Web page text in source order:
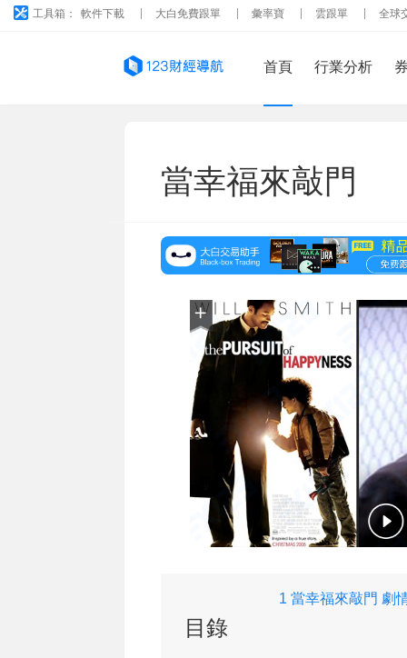
工具箱： 軟件下載 大白免費跟單 彙率寶 雲跟單 全球
首頁 行業分析
當幸福來敲門
目錄
1 當幸福來敲門 劇